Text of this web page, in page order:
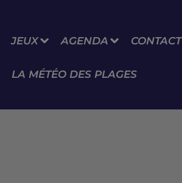
JEUX AGENDA CONTACT
LA MÉTÉO DES PLAGES